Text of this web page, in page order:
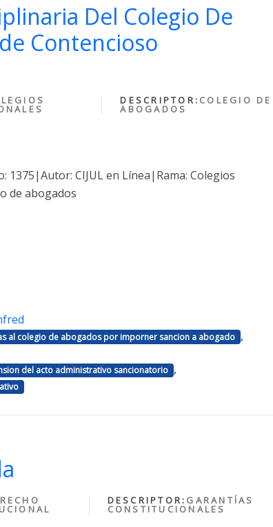
Del Colegio De
Contencioso
DESCRIPTOR: COLEGIO DE
ABOGADOS
1375|Autor: CIJUL en Línea|Rama: Colegios
de abogados
al colegio de abogados por imporner sancion a abogado ,
del acto administrativo sancionatorio ,
DESCRIPTOR: GARANTÍAS
CONSTITUCIONALES